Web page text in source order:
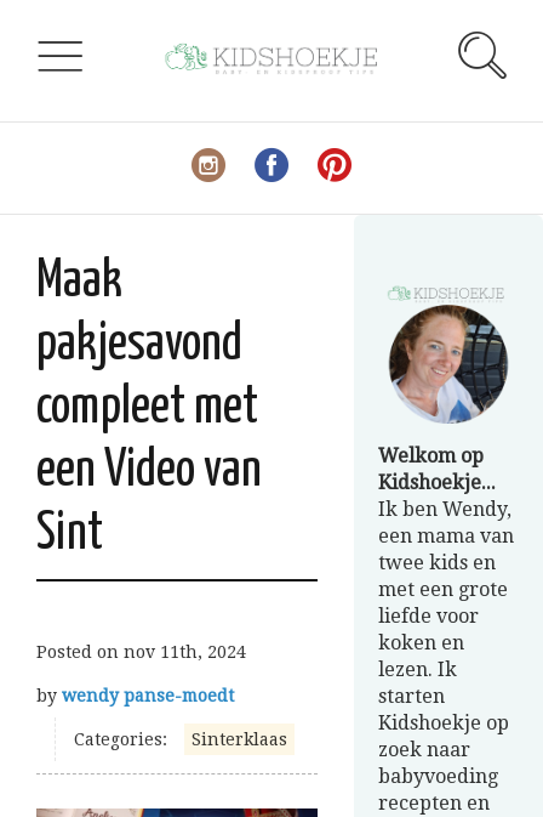
Maak
pakjesavond
compleet met
een Video van
Sint
Posted on nov 11th, 2024
by wendy panse-moedt
Categories: Sinterklaas
Welkom op
Kidshoekje...
Ik ben Wendy,
een mama van
twee kids en
met een grote
liefde voor
koken en
lezen. Ik
starten
Kidshoekje op
zoek naar
babyvoeding
recepten en